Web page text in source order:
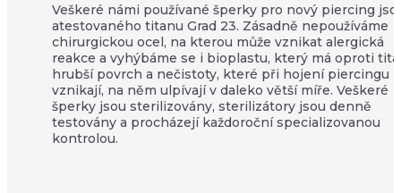
Veškeré námi používané šperky pro nový piercing
atestovaného titanu Grad 23. Zásadně nepoužíváme
chirurgickou ocel, na kterou může vznikat alergická
reakce a vyhýbáme se i bioplastu, který má oproti
hrubší povrch a nečistoty, které při hojení piercingu
vznikají, na něm ulpívají v daleko větší míře. Veškeré
šperky jsou sterilizovány, sterilizátory jsou denně
testovány a procházejí každoroční specializovanou
kontrolou.